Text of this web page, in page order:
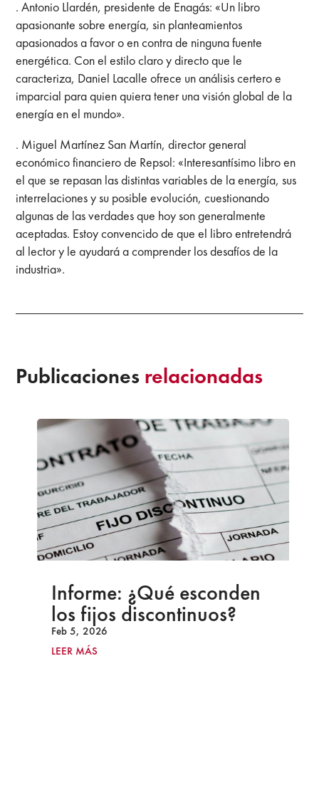
. Antonio Llardén, presidente de Enagás: «Un libro
apasionante sobre energía, sin planteamientos
apasionados a favor o en contra de ninguna fuente
energética. Con el estilo claro y directo que le
caracteriza, Daniel Lacalle ofrece un análisis certero e
imparcial para quien quiera tener una visión global de la
energía en el mundo».
. Miguel Martínez San Martín, director general
económico financiero de Repsol: «Interesantísimo libro en
el que se repasan las distintas variables de la energía, sus
interrelaciones y su posible evolución, cuestionando
algunas de las verdades que hoy son generalmente
aceptadas. Estoy convencido de que el libro entretendrá
al lector y le ayudará a comprender los desafíos de la
industria».
Publicaciones relacionadas
Informe: ¿Qué esconden
los fijos discontinuos?
Feb 5, 2026
LEER MÁS